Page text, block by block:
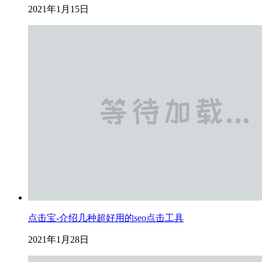
2021年1月15日
点击宝-介绍几种超好用的seo点击工具
2021年1月28日